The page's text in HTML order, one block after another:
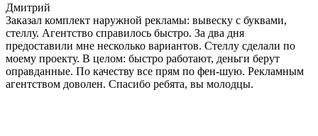
Дмитрий
Заказал комплект наружной рекламы: вывеску с буквами,
стеллу. Агентство справилось быстро. За два дня
предоставили мне несколько вариантов. Стеллу сделали по
моему проекту. В целом: быстро работают, деньги берут
оправданные. По качеству все прям по фен-шую. Рекламным
агентством доволен. Спасибо ребята, вы молодцы.